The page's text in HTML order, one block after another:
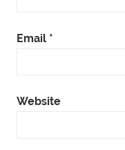
Email *
Website